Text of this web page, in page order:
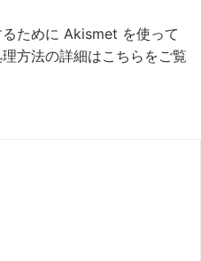
ために Akismet を使って
方法の詳細はこちらをご覧